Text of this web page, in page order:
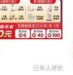
已有人评价